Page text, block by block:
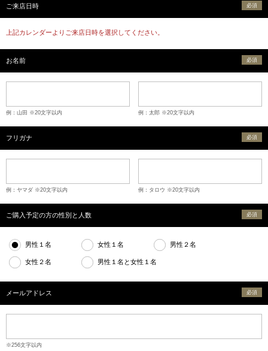
ご来店日時 必須
上記カレンダーよりご来店日時を選択してください。
お名前 必須
例：山田 ※20文字以内 例：太郎 ※20文字以内
フリガナ 必須
例：ヤマダ ※20文字以内 例：タロウ ※20文字以内
ご購入予定の方の性別と人数 必須
男性１名 女性１名 男性２名
女性２名 男性１名と女性１名
メールアドレス 必須
※256文字以内